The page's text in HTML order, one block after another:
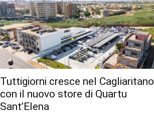
Tuttigiorni cresce nel Cagliaritano
con il nuovo store di Quartu
Sant’Elena